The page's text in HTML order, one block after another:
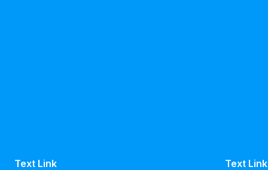
Text Link Text Link